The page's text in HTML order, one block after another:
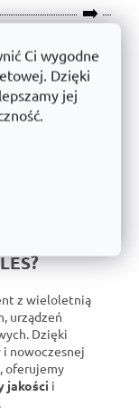
Ci wygodne
Dzięki
jej
➡️
FAB, dołączonej
Republice Czeskiej
z wieloletnią
urządzeń
Dzięki
i nowoczesnej
, oferujemy
jakości i